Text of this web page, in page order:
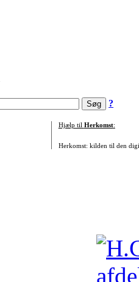
?
Hjælp til Herkomst:
Herkomst: kilden til den